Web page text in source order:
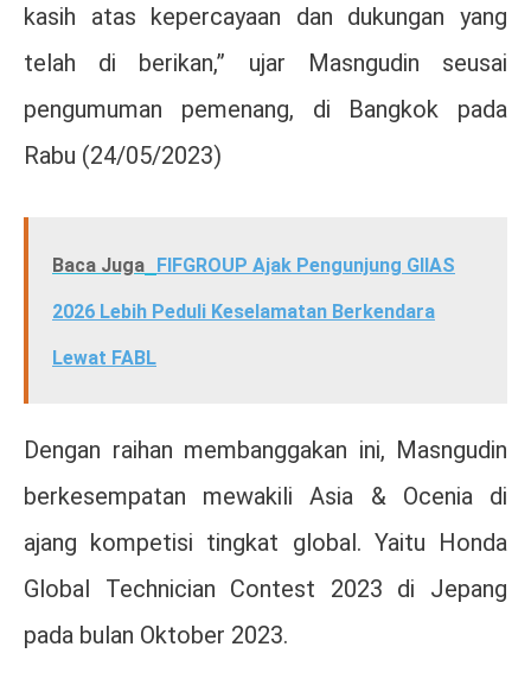
kasih atas kepercayaan dan dukungan yang
telah di berikan,” ujar Masngudin seusai
pengumuman pemenang, di Bangkok pada
Rabu (24/05/2023)
Baca Juga FIFGROUP Ajak Pengunjung GIIAS
2026 Lebih Peduli Keselamatan Berkendara
Lewat FABL
Dengan raihan membanggakan ini, Masngudin
berkesempatan mewakili Asia & Ocenia di
ajang kompetisi tingkat global. Yaitu Honda
Global Technician Contest 2023 di Jepang
pada bulan Oktober 2023.